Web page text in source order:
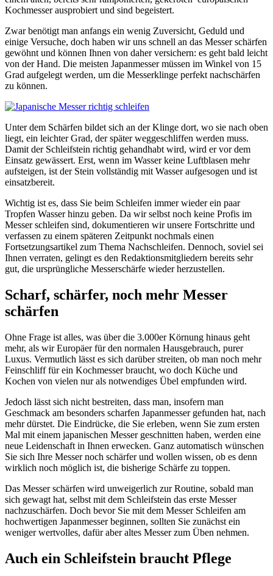
Kochmesser ausprobiert und sind begeistert.
Zwar benötigt man anfangs ein wenig Zuversicht, Geduld und
einige Versuche, doch haben wir uns schnell an das Messer schärfen
gewöhnt und können Ihnen von daher versichern: es geht bald leicht
von der Hand. Die meisten Japanmesser müssen im Winkel von 15
Grad aufgelegt werden, um die Messerklinge perfekt nachschärfen
zu können.
Unter dem Schärfen bildet sich an der Klinge dort, wo sie nach oben
liegt, ein leichter Grad, der später weggeschliffen werden muss.
Damit der Schleifstein richtig gehandhabt wird, wird er vor dem
Einsatz gewässert. Erst, wenn im Wasser keine Luftblasen mehr
aufsteigen, ist der Stein vollständig mit Wasser aufgesogen und ist
einsatzbereit.
Wichtig ist es, dass Sie beim Schleifen immer wieder ein paar
Tropfen Wasser hinzu geben. Da wir selbst noch keine Profis im
Messer schleifen sind, dokumentieren wir unsere Fortschritte und
verfassen zu einem späteren Zeitpunkt nochmals einen
Fortsetzungsartikel zum Thema Nachschleifen. Dennoch, soviel sei
Ihnen verraten, gelingt es den Redaktionsmitgliedern bereits sehr
gut, die ursprüngliche Messerschärfe wieder herzustellen.
Scharf, schärfer, noch mehr Messer
schärfen
Ohne Frage ist alles, was über die 3.000er Körnung hinaus geht
mehr, als wir Europäer für den normalen Hausgebrauch, purer
Luxus. Vermutlich lässt es sich darüber streiten, ob man noch mehr
Feinschliff für ein Kochmesser braucht, wo doch Küche und
Kochen von vielen nur als notwendiges Übel empfunden wird.
Jedoch lässt sich nicht bestreiten, dass man, insofern man
Geschmack am besonders scharfen Japanmesser gefunden hat, nach
mehr dürstet. Die Eindrücke, die Sie erleben, wenn Sie zum ersten
Mal mit einem japanischen Messer geschnitten haben, werden eine
neue Leidenschaft in Ihnen erwecken. Ganz automatisch wünschen
Sie sich Ihre Messer noch schärfer und wollen wissen, ob es denn
wirklich noch möglich ist, die bisherige Schärfe zu toppen.
Das Messer schärfen wird unweigerlich zur Routine, sobald man
sich gewagt hat, selbst mit dem Schleifstein das erste Messer
nachzuschärfen. Doch bevor Sie mit dem Messer Schleifen am
hochwertigen Japanmesser beginnen, sollten Sie zunächst ein
weniger wertvolles, dafür aber altes Messer zum Üben nehmen.
Auch ein Schleifstein braucht Pflege